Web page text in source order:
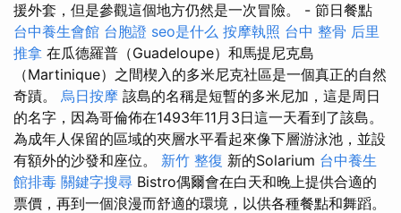
援外套，但是參觀這個地方仍然是一次冒險。 - 節日餐點
台中養生會館 台胞證 seo是什么 按摩執照 台中 整骨 后里
推拿 在瓜德羅普（Guadeloupe）和馬提尼克島
（Martinique）之間楔入的多米尼克社區是一個真正的自然
奇蹟。 烏日按摩 該島的名稱是短暫的多米尼加，這是周日
的名字，因為哥倫佈在1493年11月3日這一天看到了該島。
為成年人保留的區域的夾層水平看起來像下層游泳池，並設
有額外的沙發和座位。 新竹 整復 新的Solarium 台中養生
館排毒 關鍵字搜尋 Bistro偶爾會在白天和晚上提供合適的
票價，再到一個浪漫而舒適的環境，以供各種餐點和舞蹈。